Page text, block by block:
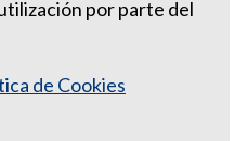
por parte del
de Cookies